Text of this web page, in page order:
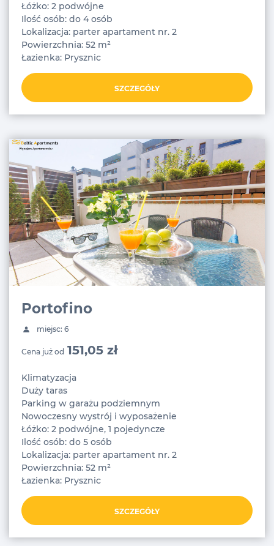
Łóżko: 2 podwójne
Ilość osób: do 4 osób
Lokalizacja: parter apartament nr. 2
Powierzchnia: 52 m²
Łazienka: Prysznic
SZCZEGÓŁY
Portofino
miejsc: 6
Cena już od 151,05 zł
Klimatyzacja
Duży taras
Parking w garażu podziemnym
Nowoczesny wystrój i wyposażenie
Łóżko: 2 podwójne, 1 pojedyncze
Ilość osób: do 5 osób
Lokalizacja: parter apartament nr. 2
Powierzchnia: 52 m²
Łazienka: Prysznic
SZCZEGÓŁY